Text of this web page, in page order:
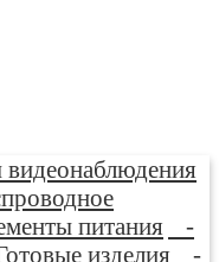
питания
-
изделия
-